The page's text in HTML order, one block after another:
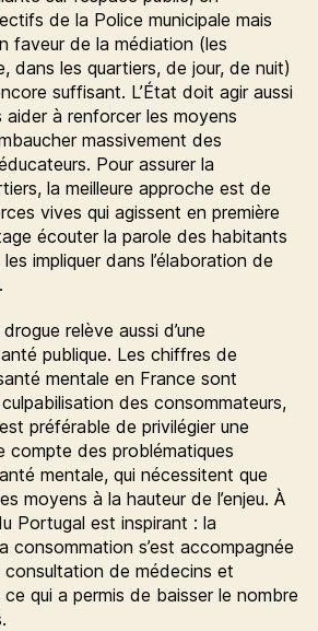
de la Police municipale mais
faveur de la médiation (les
dans les quartiers, de jour, de nuit)
suffisant. L’État doit agir aussi
à renforcer les moyens
massivement des
Pour assurer la
la meilleure approche est de
vives qui agissent en première
écouter la parole des habitants
impliquer dans l’élaboration de
relève aussi d’une
publique. Les chiffres de
mentale en France sont
des consommateurs,
préférable de privilégier une
compte des problématiques
mentale, qui nécessitent que
moyens à la hauteur de l’enjeu. À
Portugal est inspirant : la
consommation s’est accompagnée
consultation de médecins et
qui a permis de baisser le nombre